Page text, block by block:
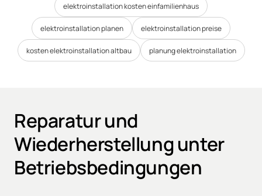
elektroinstallation kosten einfamilienhaus
elektroinstallation planen elektroinstallation preise
kosten elektroinstallation altbau planung elektroinstallation
Reparatur und
Wiederherstellung unter
Betriebsbedingungen